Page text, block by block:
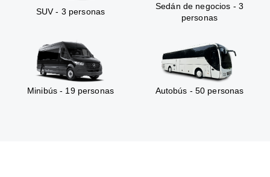
SUV - 3 personas
Sedán de negocios - 3
personas
Minibús - 19 personas Autobús - 50 personas